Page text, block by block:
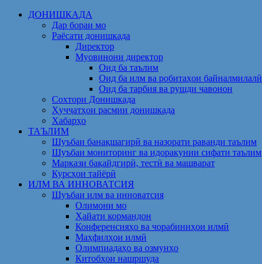
Skip
ДОНИШКАДА
Дар бораи мо
Раёсати донишкада
Директор
Муовинони директор
Оид ба таълим
Оид ба илм ва робитаҳои байналмилалӣ
Оид ба тарбия ва рушди ҷавонон
Сохтори Донишкада
Ҳуҷҷатҳои расмии донишкада
Хабарҳо
ТАЪЛИМ
Шуъбаи банақшагирӣ ва назорати раванди таълим
Шуъбаи мониторинг ва идоракунии сифати таълим
Маркази бақайдгирӣ, тестӣ ва машварат
Курсҳои тайёрӣ
ИЛМ ВА ИННОВАТСИЯ
Шуъбаи илм ва инноватсия
Олимони мо
Ҳайати кормандон
Конференсияҳо ва чорабиниҳои илмӣ
Маҳфилҳои илмӣ
Олимпиадаҳо ва озмунҳо
Китобҳои нашршуда